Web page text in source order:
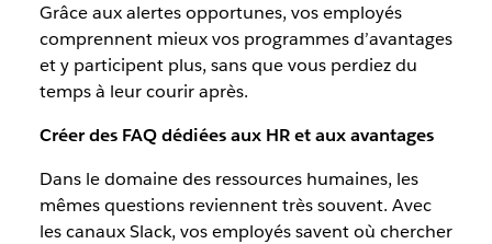
Grâce aux alertes opportunes, vos employés
comprennent mieux vos programmes d’avantages
et y participent plus, sans que vous perdiez du
temps à leur courir après.
Créer des FAQ dédiées aux HR et aux avantages
Dans le domaine des ressources humaines, les
mêmes questions reviennent très souvent. Avec
les canaux Slack, vos employés savent où chercher